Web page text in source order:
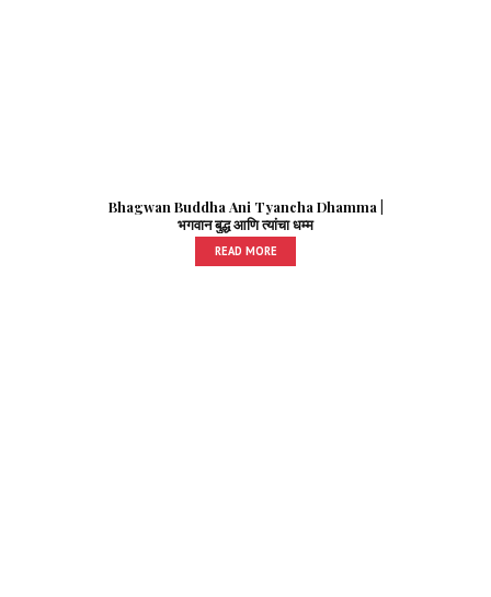
Bhagwan Buddha Ani Tyancha Dhamma |
भगवान बुद्ध आणि त्यांचा धम्म
READ MORE